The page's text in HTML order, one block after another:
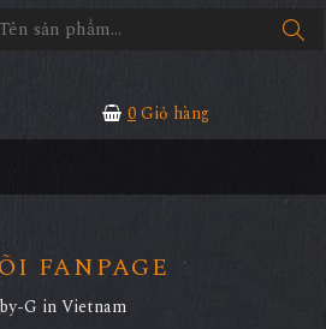
0Giỏ hàng
FANPAGE
G in Vietnam